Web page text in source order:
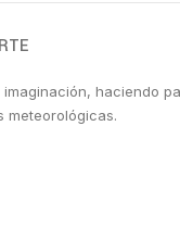
haciendo
meteorológicas.